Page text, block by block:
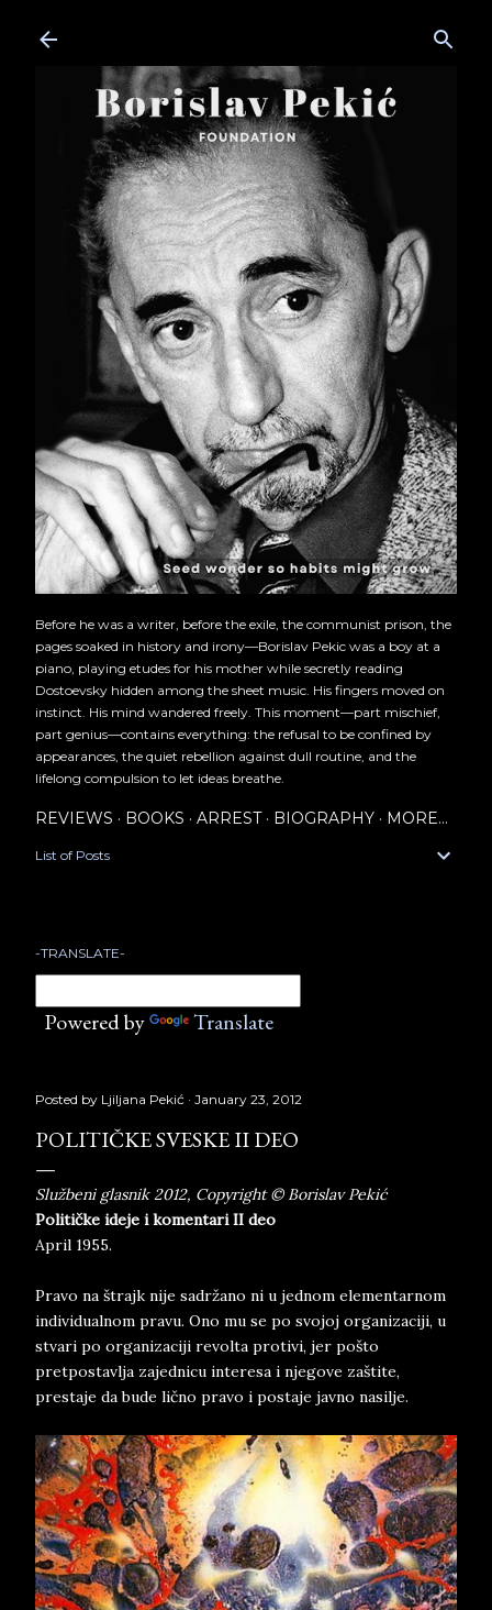
Before he was a writer, before the exile, the communist prison, the
pages soaked in history and irony—Borislav Pekic was a boy at a
piano, playing etudes for his mother while secretly reading
Dostoevsky hidden among the sheet music. His fingers moved on
instinct. His mind wandered freely. This moment—part mischief,
part genius—contains everything: the refusal to be confined by
appearances, the quiet rebellion against dull routine, and the
lifelong compulsion to let ideas breathe.
REVIEWS BOOKS ARREST BIOGRAPHY MORE…
List of Posts
-TRANSLATE-
Powered by Translate
Posted by Ljiljana Pekić January 23, 2012
POLITIČKE SVESKE II DEO
Službeni glasnik 2012, Copyright © Borislav Pekić
Političke ideje i komentari II deo
April 1955.
Pravo na štrajk nije sadržano ni u jednom elementarnom
individualnom pravu. Ono mu se po svojoj organizaciji, u
stvari po organizaciji revolta protivi, jer pošto
pretpostavlja zajednicu interesa i njegove zaštite,
prestaje da bude lično pravo i postaje javno nasilje.